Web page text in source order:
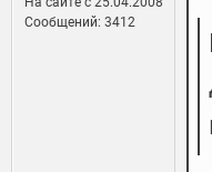
Сообщений: 3412